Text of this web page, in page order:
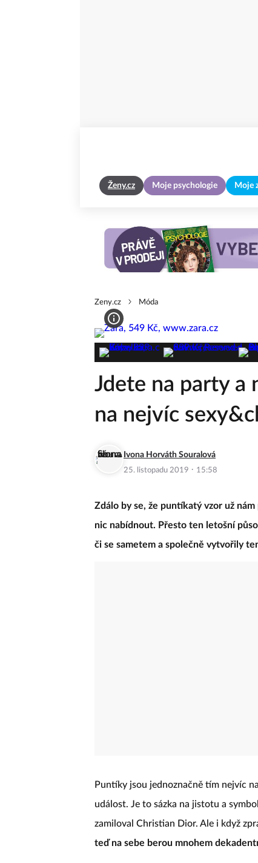
Ženy.cz Moje psychologie Moje
Zeny.cz Móda
Jdete na party a
na nejvíc
Ivona Horváth Souralová
25. listopadu 2019 · 15:58
Zdálo by se, že puntíkatý vzor už
nic nabídnout. Přesto ten letošní
či se sametem a společně vytvořily
Puntíky jsou jednoznačně tím nejvíc
událost. Je to sázka na jistotu a
zamiloval Christian Dior. Ale i když
teď na sebe berou mnohem